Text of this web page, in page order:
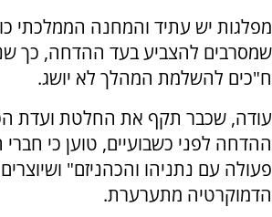
מפלגות יש עתיד והמחנה הממלכתי
ח"כים להשלמת המהלך לא יושג.
עודה, שכבר תקף את החלטת ועדת
ההדחה לפני כשבועיים, טוען כי חברי
פעולה עם נתניהו והכהניזם"
הדמוקרטיה מתערערת.